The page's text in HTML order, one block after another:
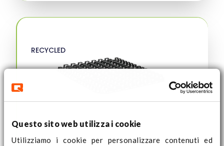
Questo sito web utilizza i cookie
Utilizziamo i cookie per personalizzare contenuti ed
RECYCLED